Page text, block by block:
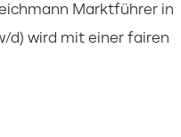
Marktführer in
d) wird mit einer fairen